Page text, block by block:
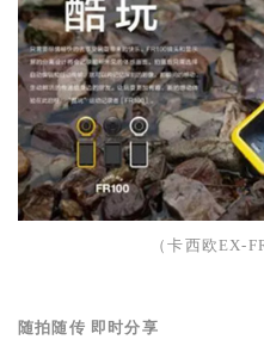
（卡西欧EX-
随拍随传 即时分享